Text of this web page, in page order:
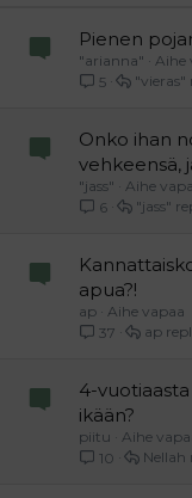
Pienen
"arianna"
Aihe
5
"vieras"
Onko ihan
vehkeensä,
"jass"
Aihe
6
"jass"
apua?!
ap
Aihe vapaa
37
ap
4-
ikään?
piitu
Aihe
10
Nellah